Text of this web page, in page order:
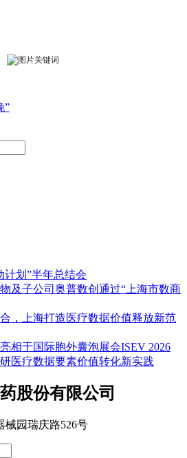
”
计划”半年总结会
及子公司奥普数创通过“上海市数商
，上海打造医疗数据价值释放新范
相于国际胞外囊泡展会ISEV 2026
医疗数据要素价值转化新实践
股份有限公司
械园瑞庆路526号